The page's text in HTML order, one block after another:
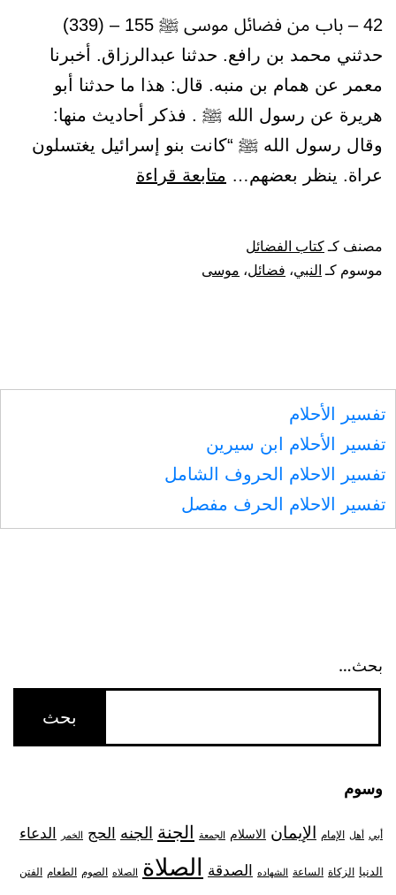
42 – باب من فضائل موسى ﷺ 155 – (339)
حدثني محمد بن رافع. حدثنا عبدالرزاق. أخبرنا
معمر عن همام بن منبه. قال: هذا ما حدثنا أبو
هريرة عن رسول الله ﷺ . فذكر أحاديث منها:
وقال رسول الله ﷺ “كانت بنو إسرائيل يغتسلون
عراة. ينظر بعضهم… متابعة قراءة
مصنف كـكتاب الفضائل
موسوم كـ النبي، فضائل، موسى
تفسير الأحلام
تفسير الأحلام ابن سيرين
تفسير الاحلام الحروف الشامل
تفسير الاحلام الحرف مفصل
بحث…
وسوم
أبي أهل الإمام الإيمان الاسلام الجمعة الجنة الجنه الحج الخمر الدعاء
الدنيا الزكاة الساعة الشهاده الصدقة الصلاة الصلاه الصوم الطعام الفتن